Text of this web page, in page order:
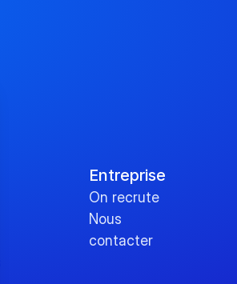
Entreprise
On recrute
Nous
contacter